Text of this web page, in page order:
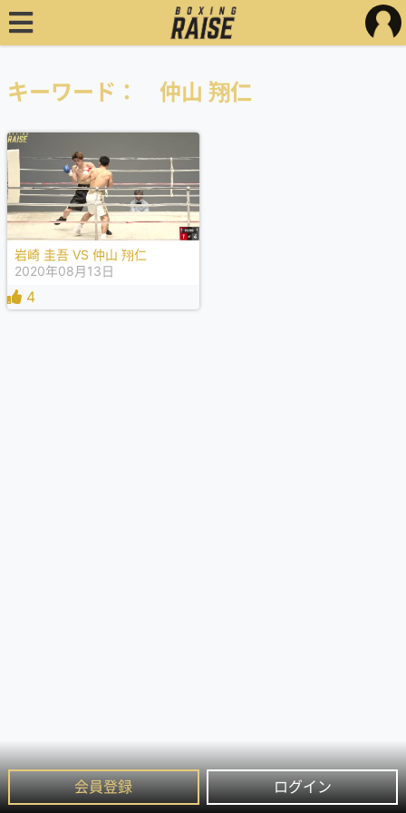
会員登録 ログイン
キーワード： 仲山 翔仁
岩崎 圭吾 VS 仲山 翔仁
2020年08月13日
4